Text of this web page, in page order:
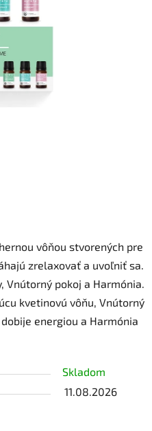
vôňou stvorených pre
zrelaxovať a uvoľniť sa.
Vnútorný pokoj a Harmónia.
kvetinovú vôňu, Vnútorný
energiou a Harmónia
Skladom
11.08.2026